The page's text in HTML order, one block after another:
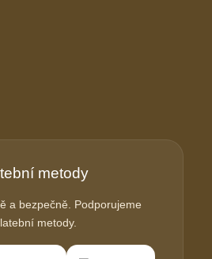
metody
a bezpečně. Podporujeme
metody.